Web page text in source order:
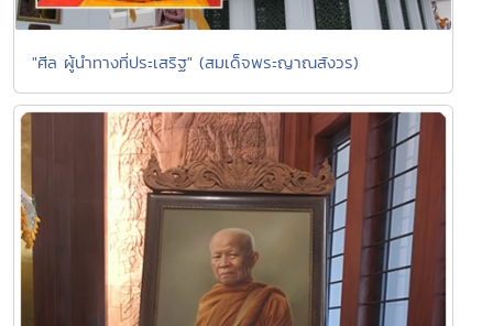
"ศีล ผู้นำทางที่ประเสริฐ" (สมเด็จพระญาณสังวร)